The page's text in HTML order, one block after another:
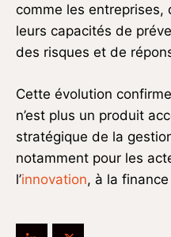
comme les
leurs capacités de
des risques et de
Cette évolution
n’est plus un produit
stratégique de la
notamment pour les
l’innovation, à la